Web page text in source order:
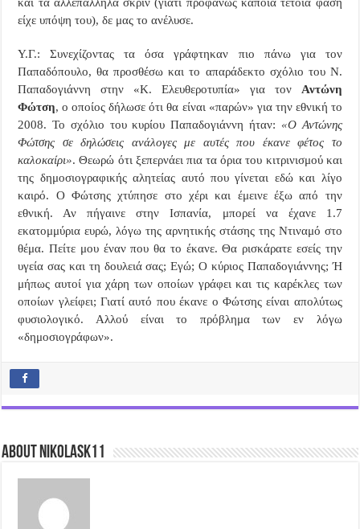
είχε υπόψη του), δε μας το ανέλυσε.
Υ.Γ.: Συνεχίζοντας τα όσα γράφτηκαν πιο πάνω για τον
Παπαδόπουλο, θα προσθέσω και το απαράδεκτο σχόλιο του Ν.
Παπαδογιάννη στην «Κ. Ελευθεροτυπία» για τον Αντώνη
Φώτση, ο οποίος δήλωσε ότι θα είναι «παρών» για την εθνική το
2008. Το σχόλιο του κυρίου Παπαδογιάννη ήταν: «Ο Αντώνης
Φώτσης σε δηλώσεις ανάλογες με αυτές που έκανε φέτος το
καλοκαίρι». Θεωρώ ότι ξεπερνάει πια τα όρια του κιτρινισμού και
της δημοσιογραφικής αλητείας αυτό που γίνεται εδώ και λίγο
καιρό. Ο Φώτσης χτύπησε στο χέρι και έμεινε έξω από την
εθνική. Αν πήγαινε στην Ισπανία, μπορεί να έχανε 1.7
εκατομμύρια ευρώ, λόγω της αρνητικής στάσης της Ντιναμό στο
θέμα. Πείτε μου έναν που θα το έκανε. Θα ρισκάρατε εσείς την
υγεία σας και τη δουλειά σας; Εγώ; Ο κύριος Παπαδογιάννης; Ή
μήπως αυτοί για χάρη των οποίων γράφει και τις καρέκλες των
οποίων γλείφει; Γιατί αυτό που έκανε ο Φώτσης είναι απολύτως
φυσιολογικό. Αλλού είναι το πρόβλημα των εν λόγω
«δημοσιογράφων».
About nikolask11